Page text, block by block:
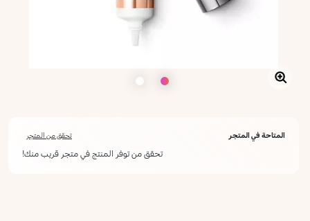
المتاحة في المتجر تحقق من المتجر
تحقق من توفر المنتج في متجر قريب منك!